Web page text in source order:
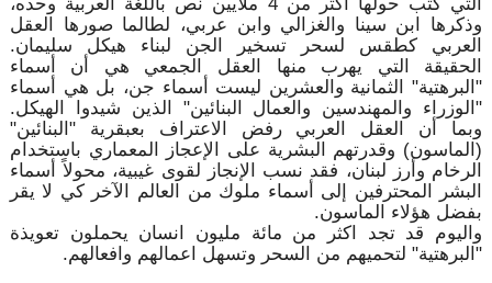
وذكرها ابن سينا والغزالي وابن عربي، لطالما صورها العقل
العربي كطقس لسحر تسخير الجن لبناء هيكل سليمان.
الحقيقة التي يهرب منها العقل الجمعي هي أن أسماء
"البرهتية" الثمانية والعشرين ليست أسماء جن، بل هي أسماء
"الوزراء والمهندسين والعمال البنائين" الذين شيدوا الهيكل.
وبما أن العقل العربي رفض الاعتراف بعبقرية "البنائين"
(الماسون) وقدرتهم البشرية على الإعجاز المعماري باستخدام
الرخام وأرز لبنان، فقد نسب الإنجاز لقوى غيبية، محولاً أسماء
البشر المحترفين إلى أسماء ملوك من العالم الآخر كي لا يقر
بفضل هؤلاء الماسون.
واليوم قد تجد اكثر من مائة مليون انسان يحملون تعويذة
"البرهتية" لتحميهم من السحر وتسهل اعمالهم وافعالهم.